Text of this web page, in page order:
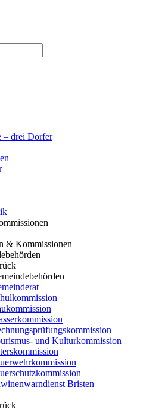
– drei Dörfer
& Kommissionen
und Kulturkommission
Bristen